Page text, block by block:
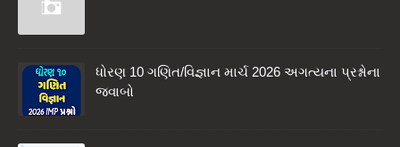
ધોરણ 10 ગણિત/વિજ્ઞાન માર્ચ 2026 અગત્યના પ્રશ્નોના
જવાબો